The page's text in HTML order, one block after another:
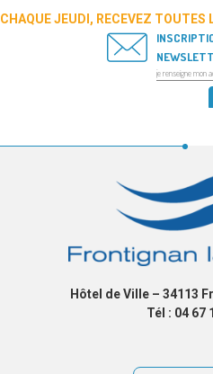
CHAQUE JEUDI, RECEVEZ TOUTES
Hôtel de Ville – 34113
Tél : 04 67